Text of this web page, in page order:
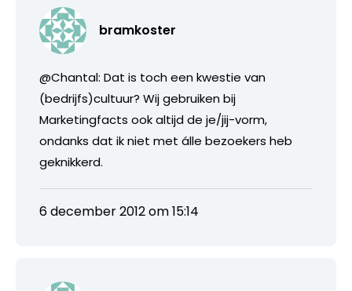
bramkoster
@Chantal: Dat is toch een kwestie van
(bedrijfs)cultuur? Wij gebruiken bij
Marketingfacts ook altijd de je/jij-vorm,
ondanks dat ik niet met álle bezoekers heb
geknikkerd.
6 december 2012 om 15:14